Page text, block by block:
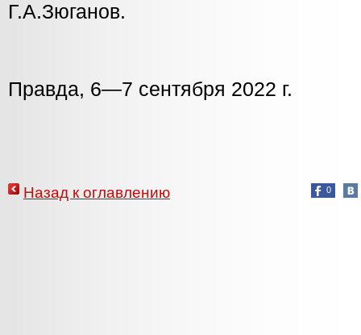
Г.А.Зюганов.
Правда, 6—7 сентября 2022 г.
0
Назад к оглавлению